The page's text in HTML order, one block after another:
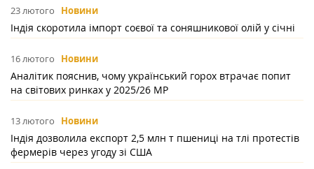
23 лютого Новини
Індія скоротила імпорт соєвої та соняшникової олій у січні
16 лютого Новини
Аналітик пояснив, чому український горох втрачає попит
на світових ринках у 2025/26 МР
13 лютого Новини
Індія дозволила експорт 2,5 млн т пшениці на тлі протестів
фермерів через угоду зі США